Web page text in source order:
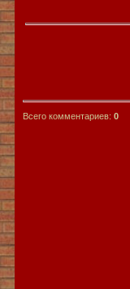
Всего комментариев: 0